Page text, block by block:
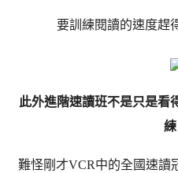
要訓練閱讀的速度趕
此外進階速讀班不是只是看
練
難怪剛才VCR中的全國速讀